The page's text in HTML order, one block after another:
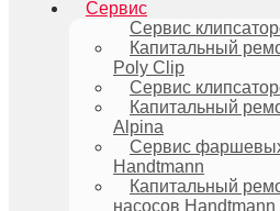
Сервис
Сервис
Капитальный
Poly Clip
Сервис
Капитальный
Alpina
Сервис
Handtmann
Капитальный
насосов Handtmann